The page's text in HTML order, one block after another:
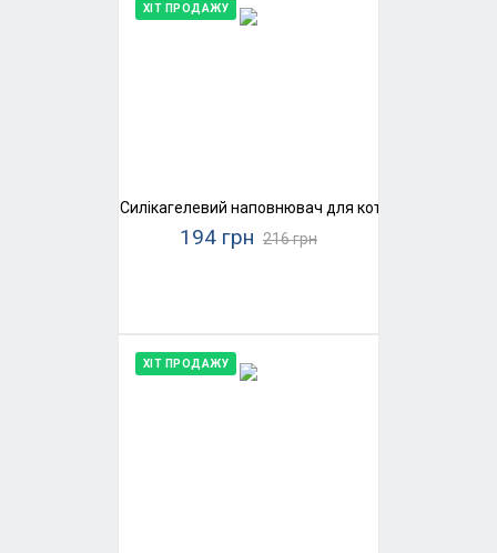
ХІТ ПРОДАЖУ
Силікагелевий наповнювач для котячого туалету
194 грн 216 грн
ХІТ ПРОДАЖУ